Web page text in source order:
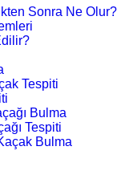
Sonra Ne Olur?
Tespiti
Bulma
Tespiti
Bulma